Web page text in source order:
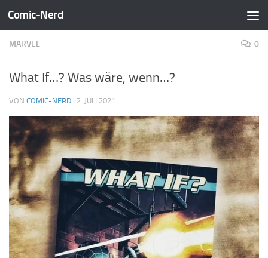
Zum Inhalt springen
Comic-Nerd
MARVEL 0
What If…? Was wäre, wenn…?
VON COMIC-NERD · 2. JULI 2021